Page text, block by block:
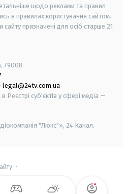
щодо реклами та правил
в правилах користування сайтом.
сайту призначені для осіб старше 21
79008
legal@24tv.com.ua
Реєстрі суб'єктів у сфері медіа —
"Люкс"», 24 Канал.
-